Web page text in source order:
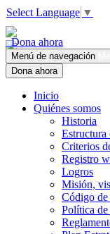
Select Language ▼
Dona ahora
Menú de navegación
Dona ahora
Inicio
Quiénes somos
Historia
Estructura
Criterios
Registro
Logros
Misión,
Código de
Política de